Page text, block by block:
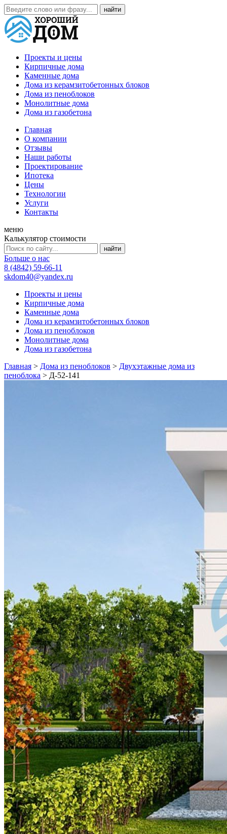
Проекты и цены
Кирпичные дома
Каменные дома
Дома из керамзитобетонных блоков
Дома из пеноблоков
Монолитные дома
Дома из газобетона
Главная
О компании
Отзывы
Наши работы
Проектирование
Ипотека
Цены
Технологии
Услуги
Контакты
меню
Калькулятор стоимости
Больше о нас
8 (4842) 59-66-11
skdom40@yandex.ru
Проекты и цены
Кирпичные дома
Каменные дома
Дома из керамзитобетонных блоков
Дома из пеноблоков
Монолитные дома
Дома из газобетона
Главная > Дома из пеноблоков > Двухэтажные дома из
пеноблока > Д-52-141